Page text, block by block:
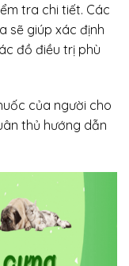
tra chi tiết. Các
sẽ giúp xác định
đồ điều trị phù
của người cho
thủ hướng dẫn